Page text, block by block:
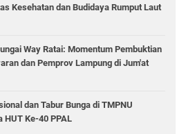
Kesehatan dan Budidaya Rumput Laut
Way Ratai: Momentum Pembuktian
dan Pemprov Lampung di Jum'at
dan Tabur Bunga di TMPNU
HUT Ke-40 PPAL